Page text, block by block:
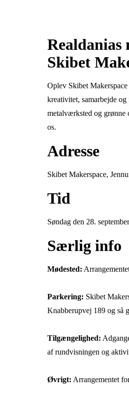
Realdanias
Skibet
Oplev Skibet
kreativitet, samarbejde
metalværksted og grønne
os.
Adresse
Skibet Makerspace,
Tid
Søndag den 28.
Særlig info
Mødested:
Parkering: Skibet
Knabberupvej 189 og så
Tilgængelighed:
af rundvisningen og
Øvrigt: Arrangementet